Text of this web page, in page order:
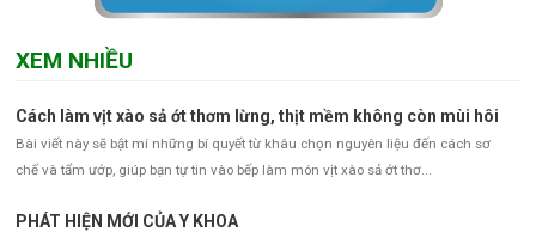
XEM NHIỀU
Cách làm vịt xào sả ớt thơm lừng, thịt mềm không còn mùi hôi
Bài viết này sẽ bật mí những bí quyết từ khâu chọn nguyên liệu đến cách sơ
chế và tẩm ướp, giúp bạn tự tin vào bếp làm món vịt xào sả ớt thơ...
PHÁT HIỆN MỚI CỦA Y KHOA